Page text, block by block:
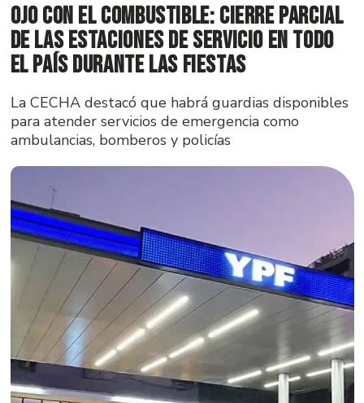
Ojo con el combustible: Cierre parcial
de las estaciones de servicio en todo
el país durante las fiestas
La CECHA destacó que habrá guardias disponibles
para atender servicios de emergencia como
ambulancias, bomberos y policías